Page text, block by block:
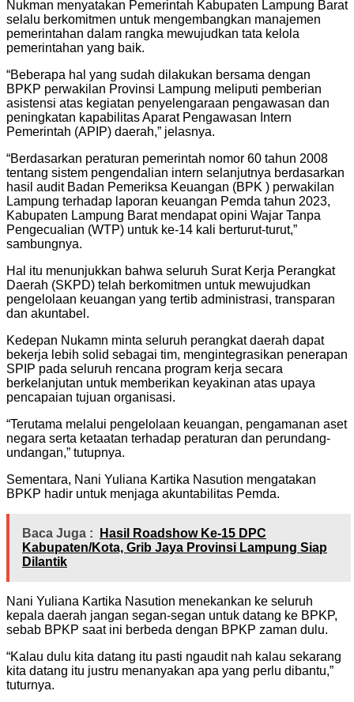
Nukman menyatakan Pemerintah Kabupaten Lampung Barat
selalu berkomitmen untuk mengembangkan manajemen
pemerintahan dalam rangka mewujudkan tata kelola
pemerintahan yang baik.
“Beberapa hal yang sudah dilakukan bersama dengan
BPKP perwakilan Provinsi Lampung meliputi pemberian
asistensi atas kegiatan penyelengaraan pengawasan dan
peningkatan kapabilitas Aparat Pengawasan Intern
Pemerintah (APIP) daerah,” jelasnya.
“Berdasarkan peraturan pemerintah nomor 60 tahun 2008
tentang sistem pengendalian intern selanjutnya berdasarkan
hasil audit Badan Pemeriksa Keuangan (BPK ) perwakilan
Lampung terhadap laporan keuangan Pemda tahun 2023,
Kabupaten Lampung Barat mendapat opini Wajar Tanpa
Pengecualian (WTP) untuk ke-14 kali berturut-turut,”
sambungnya.
Hal itu menunjukkan bahwa seluruh Surat Kerja Perangkat
Daerah (SKPD) telah berkomitmen untuk mewujudkan
pengelolaan keuangan yang tertib administrasi, transparan
dan akuntabel.
Kedepan Nukamn minta seluruh perangkat daerah dapat
bekerja lebih solid sebagai tim, mengintegrasikan penerapan
SPIP pada seluruh rencana program kerja secara
berkelanjutan untuk memberikan keyakinan atas upaya
pencapaian tujuan organisasi.
“Terutama melalui pengelolaan keuangan, pengamanan aset
negara serta ketaatan terhadap peraturan dan perundang-
undangan,” tutupnya.
Sementara, Nani Yuliana Kartika Nasution mengatakan
BPKP hadir untuk menjaga akuntabilitas Pemda.
Baca Juga :
Hasil Roadshow Ke-15 DPC
Kabupaten/Kota, Grib Jaya Provinsi Lampung Siap
Dilantik
Nani Yuliana Kartika Nasution menekankan ke seluruh
kepala daerah jangan segan-segan untuk datang ke BPKP,
sebab BPKP saat ini berbeda dengan BPKP zaman dulu.
“Kalau dulu kita datang itu pasti ngaudit nah kalau sekarang
kita datang itu justru menanyakan apa yang perlu dibantu,”
tuturnya.